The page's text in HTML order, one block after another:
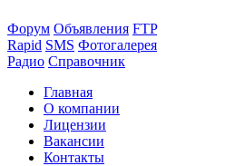
Форум Объявления FTP
Rapid SMS Фотогалерея
Радио Справочник
Главная
О компании
Лицензии
Вакансии
Контакты